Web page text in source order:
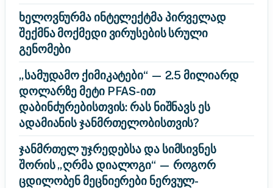
ხელოვნურმა ინტელექტმა პირველად
შექმნა მოქმედი ვირუსების სრული
გენომები
„სამუდამო ქიმიკატები“ — 2.5 მილიარდ
დოლარზე მეტი PFAS-ით
დაბინძურებისთვის: რას ნიშნავს ეს
ადამიანის ჯანმრთელობისთვის?
ჯანმრთელ უჯრედებსა და სიმსივნეს
შორის „ღრმა დიალოგი“ — როგორ
ცდილობენ მეცნიერები ნერვულ-